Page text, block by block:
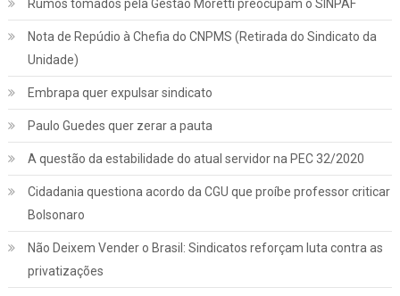
Rumos tomados pela Gestão Moretti preocupam o SINPAF
Nota de Repúdio à Chefia do CNPMS (Retirada do Sindicato da
Unidade)
Embrapa quer expulsar sindicato
Paulo Guedes quer zerar a pauta
A questão da estabilidade do atual servidor na PEC 32/2020
Cidadania questiona acordo da CGU que proíbe professor criticar
Bolsonaro
Não Deixem Vender o Brasil: Sindicatos reforçam luta contra as
privatizações